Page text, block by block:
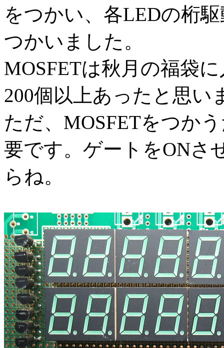
をつかい、各LEDの桁
つかいました。
MOSFETは秋月の福袋
200個以上あったと思い
ただ、MOSFETをつか
要です。ゲートをONさ
らね。